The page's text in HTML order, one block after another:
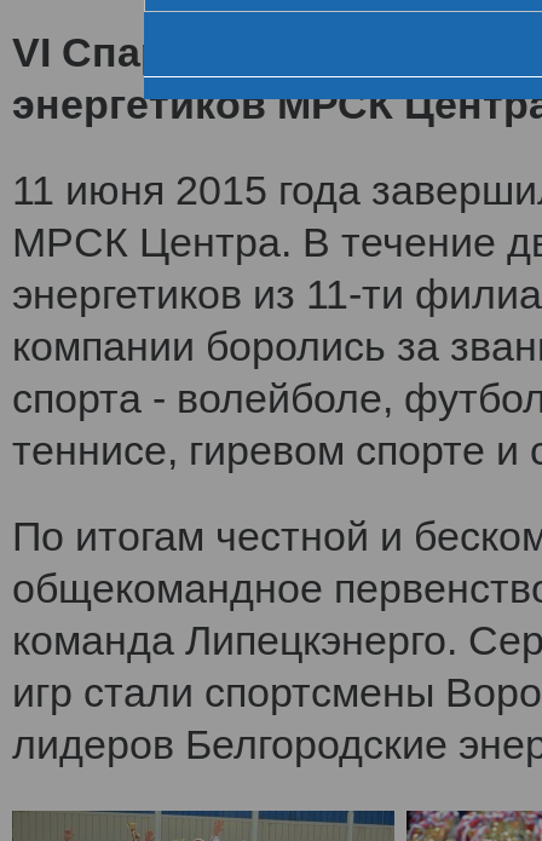
VI Спартакиада
энергетиков МРСК
11 июня 2015 года
МРСК Центра. В течение
энергетиков из 11-ти
компании боролись за
спорта - волейболе,
теннисе, гиревом спорте и
По итогам честной и
общекомандное
команда Липецкэнерго.
игр стали спортсмены
лидеров Белгородские